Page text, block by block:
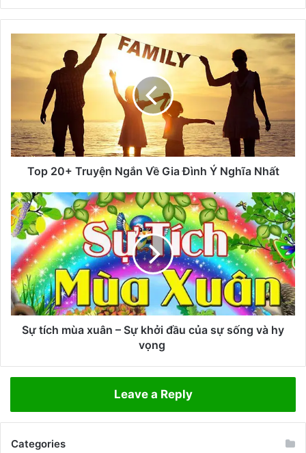
te
T
r
u
n
N
g
ắ
n
V
ề
G
i
n
N
h
Top 20+ Truyện Ngắn Về Gia Đình Ý Nghĩa Nhất
S
ự
t
c
h
m
ù
a
ự
h
Sự tích mùa xuân – Sự khởi đầu của sự sống và hy
vọng
Leave a Reply
Categories